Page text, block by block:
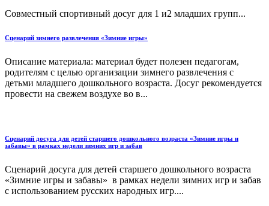
Совместный спортивный досуг для 1 и2 младших групп...
Сценарий зимнего развлечения «Зимние игры»
Описание материала: материал будет полезен педагогам,
родителям с целью организации зимнего развлечения с
детьми младшего дошкольного возраста. Досуг рекомендуется
провести на свежем воздухе во в...
Сценарий досуга для детей старшего дошкольного возраста «Зимние игры и
забавы» в рамках недели зимних игр и забав
Сценарий досуга для детей старшего дошкольного возраста
«Зимние игры и забавы» в рамках недели зимних игр и забав
с использованием русских народных игр....